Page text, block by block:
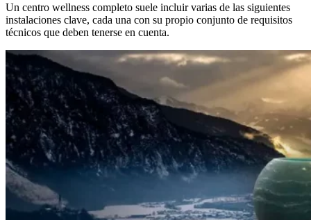
Un centro wellness completo suele incluir varias de las siguientes
instalaciones clave, cada una con su propio conjunto de requisitos
técnicos que deben tenerse en cuenta.